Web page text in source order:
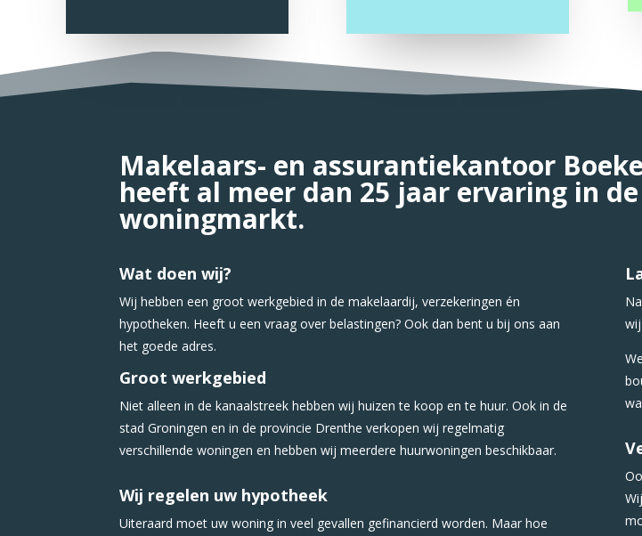
Makelaars- en assurantiekantoor
heeft al meer dan 25 jaar ervaring in de
woningmarkt.
Wat doen wij?
Wij hebben een groot werkgebied in de makelaardij, verzekeringen én
hypotheken. Heeft u een vraag over belastingen? Ook dan bent u bij ons aan
het goede adres.
Groot werkgebied
Niet alleen in de kanaalstreek hebben wij huizen te koop en te huur. Ook in de
stad Groningen en in de provincie Drenthe verkopen wij regelmatig
verschillende woningen en hebben wij meerdere huurwoningen beschikbaar.
Wij regelen uw hypotheek
Uiteraard moet uw woning in veel gevallen gefinancierd worden. Maar hoe